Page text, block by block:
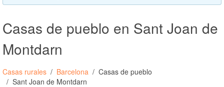
Casas de pueblo en Sant Joan de
Montdarn
Casas rurales Barcelona
Casas de pueblo
Sant Joan de Montdarn